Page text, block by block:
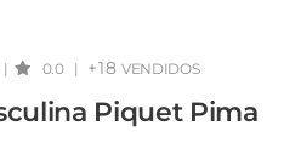
| 0.0 | +18 VENDIDOS
Piquet Pima